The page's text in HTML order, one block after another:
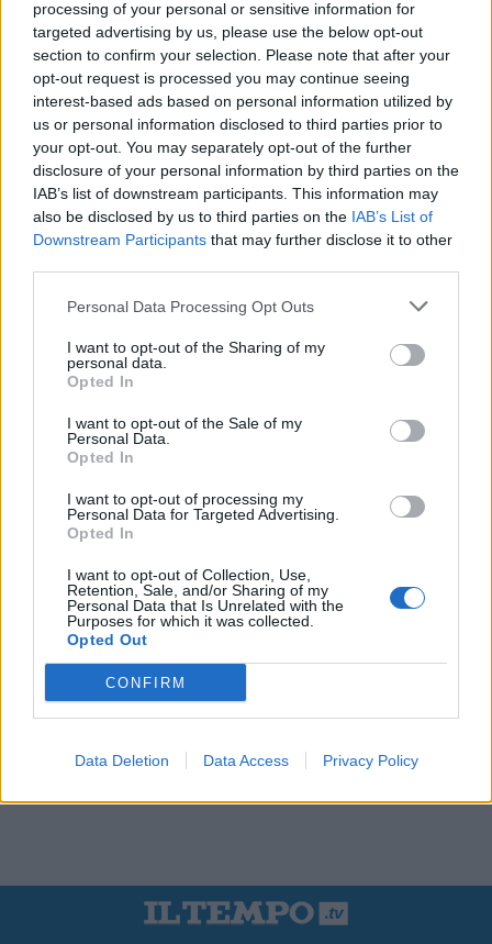
processing of your personal or sensitive information for
targeted advertising by us, please use the below opt-out
section to confirm your selection. Please note that after your
opt-out request is processed you may continue seeing
interest-based ads based on personal information utilized by
us or personal information disclosed to third parties prior to
your opt-out. You may separately opt-out of the further
disclosure of your personal information by third parties on the
IAB’s list of downstream participants. This information may
also be disclosed by us to third parties on the IAB’s List of
Downstream Participants that may further disclose it to other
Personal Data Processing Opt Outs
I want to opt-out of the Sharing of my
personal data.
Opted In
I want to opt-out of the Sale of my
Personal Data.
Opted In
I want to opt-out of processing my
Personal Data for Targeted Advertising.
Opted In
I want to opt-out of Collection, Use,
Retention, Sale, and/or Sharing of my
Personal Data that Is Unrelated with the
Purposes for which it was collected.
Opted Out
CONFIRM
Data Deletion Data Access Privacy Policy